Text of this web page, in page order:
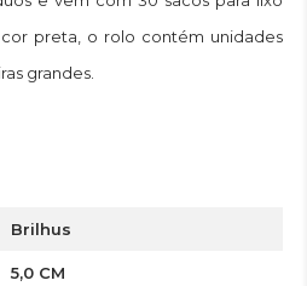
preta, o rolo contém unidades
grandes.
Brilhus
5,0 CM